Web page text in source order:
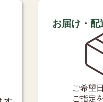
お届け・配
ご希望
ご指定